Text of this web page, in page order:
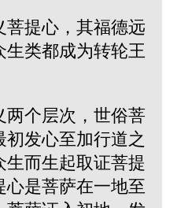
菩提心，其福德远
类都成为转轮王
两个层次，世俗菩
发心至加行道之
生而生起取证菩提
心是菩萨在一地至